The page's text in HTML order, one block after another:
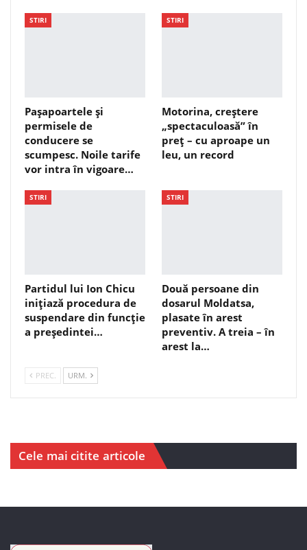
STIRI
Pașapoartele și
permisele de
conducere se
scumpesc. Noile tarife
vor intra în vigoare…
STIRI
Motorina, creștere
„spectaculoasă” în
preț – cu aproape un
leu, un record
STIRI
Partidul lui Ion Chicu
inițiază procedura de
suspendare din funcție
a președintei…
STIRI
Două persoane din
dosarul Moldatsa,
plasate în arest
preventiv. A treia – în
arest la…
PREC. URM.
Cele mai citite articole